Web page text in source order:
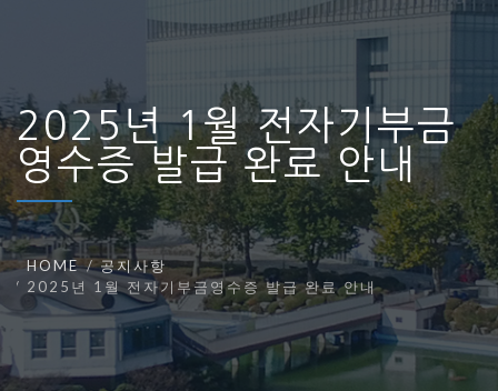
2025년 1월 전자기부금
영수증 발급 완료 안내
HOME
공지사항
2025년 1월 전자기부금영수증 발급 완료 안내